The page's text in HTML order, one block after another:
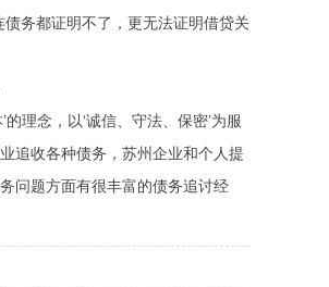
务都证明不了，更无法证明借贷关
理念，以‘诚信、守法、保密’为服
追收各种债务，苏州企业和个人提
问题方面有很丰富的债务追讨经